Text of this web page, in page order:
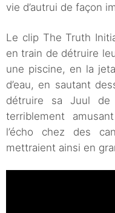
vie d’autrui de façon
Le clip The Truth
en train de détruire
une piscine, en la
d’eau, en sautant
détruire sa Juul
terriblement
l’écho chez des
mettraient ainsi en